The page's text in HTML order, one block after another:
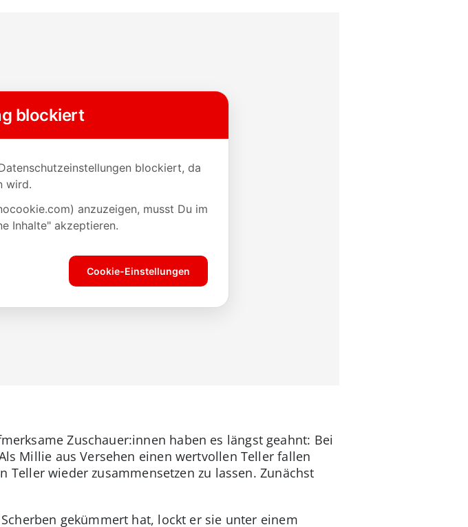
Zuschauer:innen haben es längst geahnt: Bei
Millie aus Versehen einen wertvollen Teller fallen
Teller wieder zusammensetzen zu lassen. Zunächst
gekümmert hat, lockt er sie unter einem